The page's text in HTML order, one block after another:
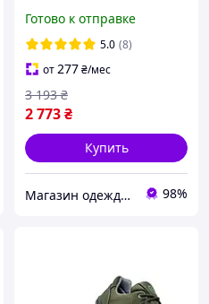
трюфель замша сетка
унисекс
Готово к отправке
5.0 (8)
от277₴/мес
2 773₴
3 193 ₴
Купить
Магазин одежды обуви и топовых товаров 98%